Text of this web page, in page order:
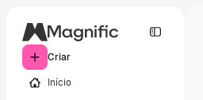
Criar
Início